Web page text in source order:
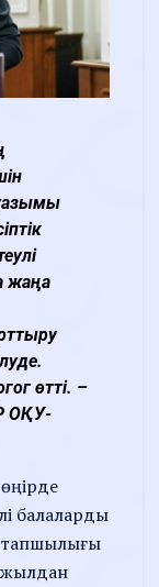
жаңа
өтті. –
ОҚУ-
балаларды
тапшылығы
жылдан